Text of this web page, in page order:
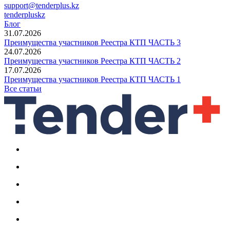
support@tenderplus.kz
tenderpluskz
Блог
31.07.2026
Преимущества участников Реестра КТП ЧАСТЬ 3
24.07.2026
Преимущества участников Реестра КТП ЧАСТЬ 2
17.07.2026
Преимущества участников Реестра КТП ЧАСТЬ 1
Все статьи